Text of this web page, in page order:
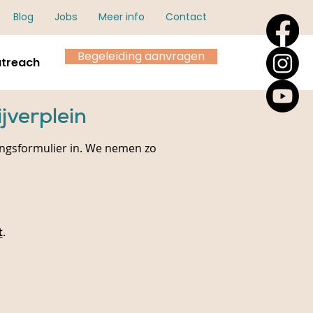
Blog Jobs Meer info Contact
Begeleiding aanvragen
in. We nemen zo
.